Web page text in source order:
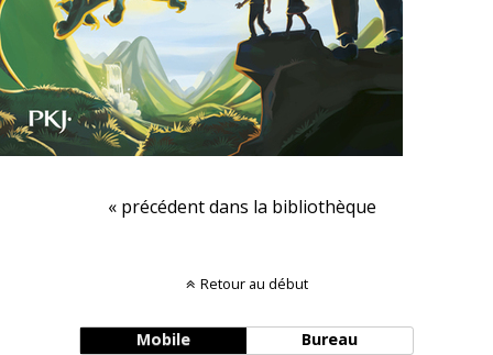
« précédent dans la bibliothèque
Retour au début
Mobile Bureau